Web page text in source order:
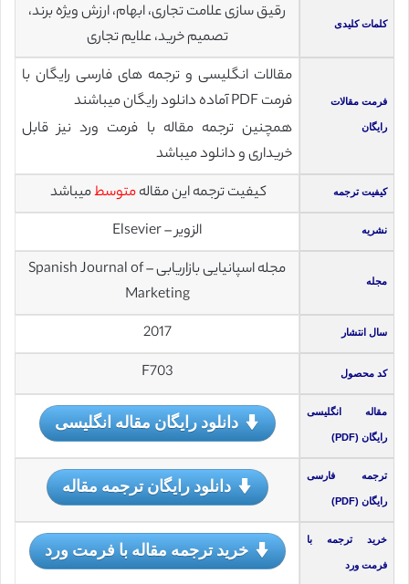
کلمات کلیدی
رقیق سازی علامت تجاری، ابهام، ارزش ویژه برند،
تصمیم خرید، علایم تجاری
فرمت مقالات
رایگان
مقالات انگلیسی و ترجمه های فارسی رایگان با
فرمت PDF آماده دانلود رایگان میباشند
همچنین ترجمه مقاله با فرمت ورد نیز قابل
خریداری و دانلود میباشد
کیفیت ترجمه کیفیت ترجمه این مقالهمتوسطمیباشد
نشریه الزویر – Elsevier
مجله
مجله اسپانیایی بازاریابی – Spanish Journal of
Marketing
سال انتشار 2017
کد محصول F703
مقاله انگلیسی
رایگان (PDF)
دانلود رایگان مقاله انگلیسی
ترجمه فارسی
رایگان (PDF)
دانلود رایگان ترجمه مقاله
خرید ترجمه با
فرمت ورد
خرید ترجمه مقاله با فرمت ورد